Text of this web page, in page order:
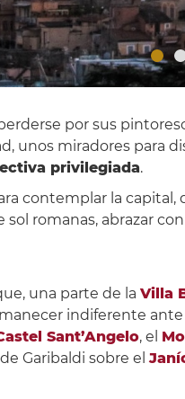
por sus
unos miradores para
privilegiada.
contemplar la capital,
romanas, abrazar
una parte de la Villa
indiferente
Sant’Angelo, el
Garibaldi sobre el